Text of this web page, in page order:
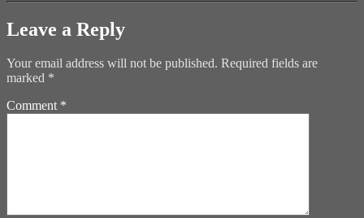
Leave a Reply
Your email address will not be published. Required fields are
marked *
Comment *